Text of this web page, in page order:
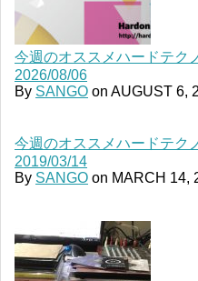
今週のオススメハードテク
2026/08/06
By SANGO on AUGUST 6,
今週のオススメハードテク
2019/03/14
By SANGO on MARCH 14,